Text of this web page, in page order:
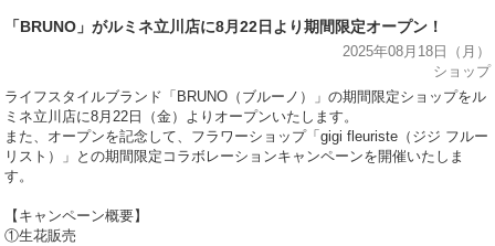
「BRUNO」がルミネ立川店に8月22日より期間限定オープン！
2025年08月18日（月）
ショップ
ライフスタイルブランド「BRUNO（ブルーノ）」の期間限定ショップをル
ミネ立川店に8月22日（金）よりオープンいたします。
また、オープンを記念して、フラワーショップ「gigi fleuriste（ジジ フルー
リスト）」との期間限定コラボレーションキャンペーンを開催いたしま
す。
【キャンペーン概要】
①生花販売